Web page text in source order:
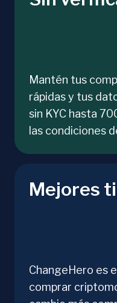
Mantén tus
rápidas y tus
sin KYC hasta
las condiciones
Mejores
ChangeHero es
comprar